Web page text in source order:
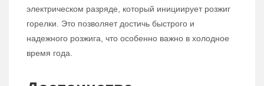
электрическом разряде, который инициирует розжиг
горелки. Это позволяет достичь быстрого и
надежного розжига, что особенно важно в холодное
время года.